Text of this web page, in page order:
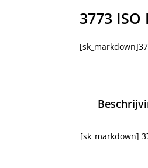
3773 ISO
[sk_markdown]